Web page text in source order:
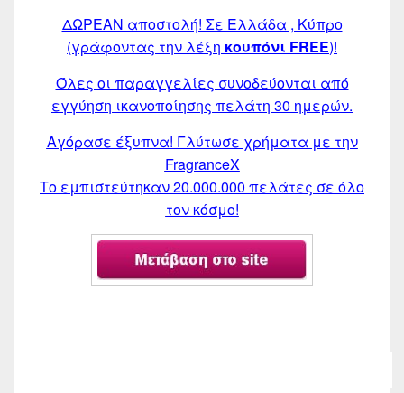
ΔΩΡΕΑΝ αποστολή! Σε Ελλάδα , Κύπρο
(γράφοντας την λέξη κουπόνι FREE)!
Όλες οι παραγγελίες συνοδεύονται από
εγγύηση ικανοποίησης πελάτη 30 ημερών.
Αγόρασε έξυπνα! Γλύτωσε χρήματα με την
FragranceX
Το εμπιστεύτηκαν 20.000.000 πελάτες σε όλο
τον κόσμο!